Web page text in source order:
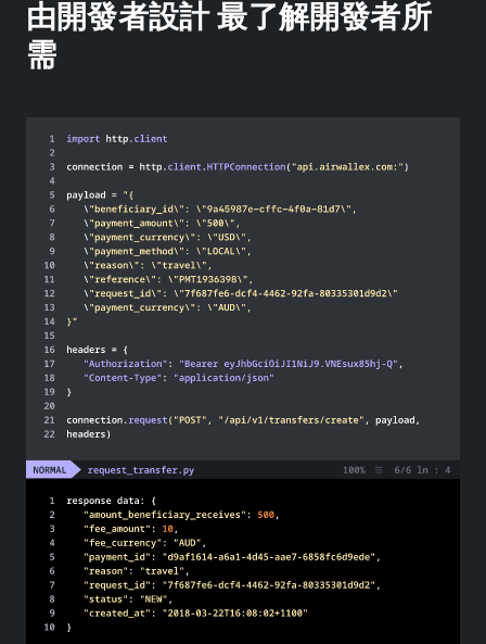
由開發者設計 最了解開發者所
需